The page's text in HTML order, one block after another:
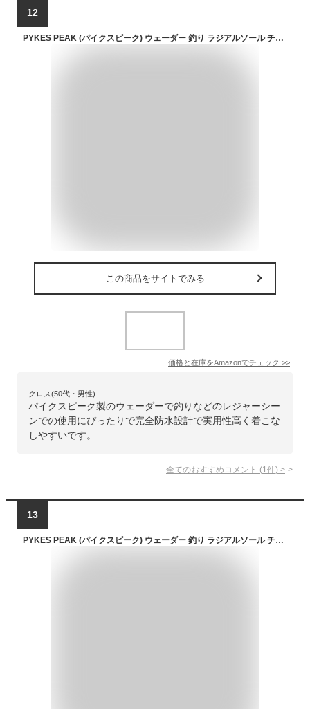
12
PYKES PEAK (パイクスピーク) ウェーダー 釣り ラジアルソール チェストハイ サーフ 選べる2タイプ 完全防水 PVC 内側がベタつかない
この商品をサイトでみる
価格と在庫をAmazonでチェック >>
クロス(50代・男性)
パイクスピーク製のウェーダーで釣りなどのレジャーシー
ンでの使用にぴったりで完全防水設計で実用性高く着こな
しやすいです。
全てのおすすめコメント (1 件) >
13
PYKES PEAK (パイクスピーク) ウェーダー 釣り ラジアルソール チェストハイ サーフ 選べる2タイプ 完全防水 PVC 内側がベタつかない